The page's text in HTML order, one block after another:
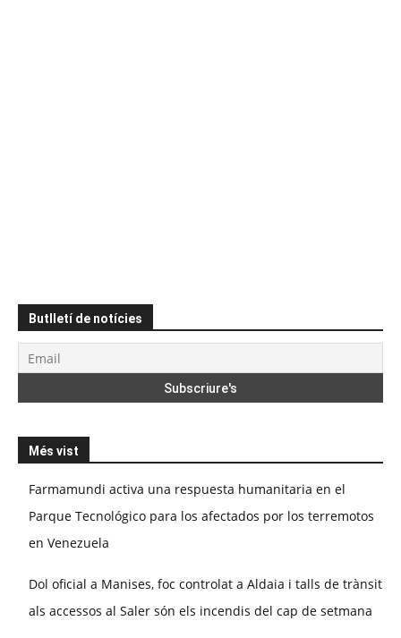
Butlletí de notícies
Més vist
Farmamundi activa una respuesta humanitaria en el
Parque Tecnológico para los afectados por los terremotos
en Venezuela
Dol oficial a Manises, foc controlat a Aldaia i talls de trànsit
als accessos al Saler són els incendis del cap de setmana